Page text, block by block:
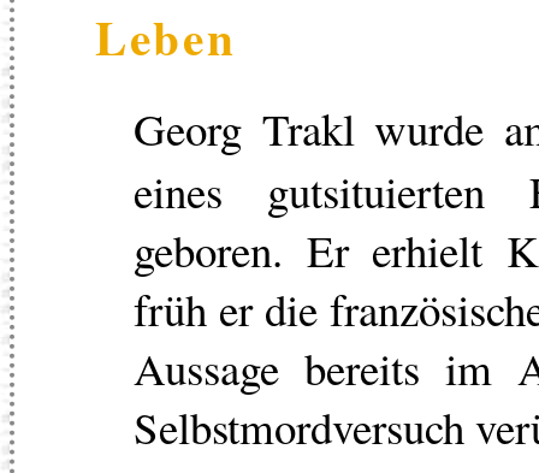
Leben
Georg Trakl wurde
eines gutsituierten
geboren. Er erhielt
früh er die
Aussage bereits im
Selbstmordversuch